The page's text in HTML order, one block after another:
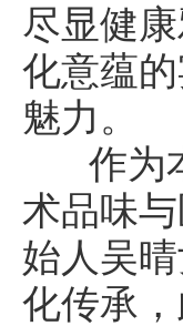
尽显健
化意蕴
魅力。
作为本
术品味
始人吴
化传承